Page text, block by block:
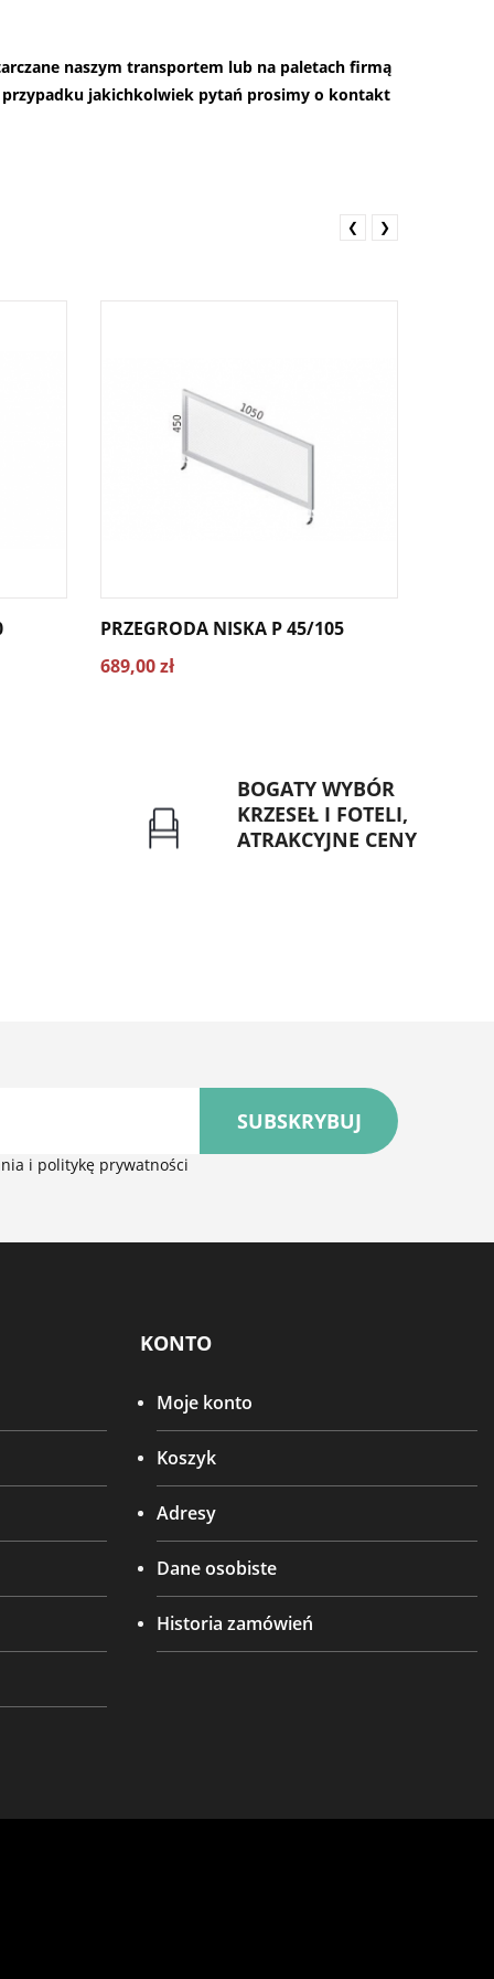
naszym transportem lub na paletach firmą
przypadku jakichkolwiek pytań prosimy o kontakt
PRZEGRODA NISKA P 45/105
689,00 zł
❮ ❯
BOGATY WYBÓR
KRZESEŁ I FOTELI,
ATRAKCYJNE CENY
SUBSKRYBUJ
i politykę prywatności
KONTO
Moje konto
Koszyk
Adresy
Dane osobiste
Historia zamówień